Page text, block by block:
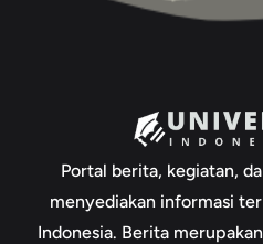
Portal berita, kegiatan,
menyediakan informasi
Indonesia. Berita